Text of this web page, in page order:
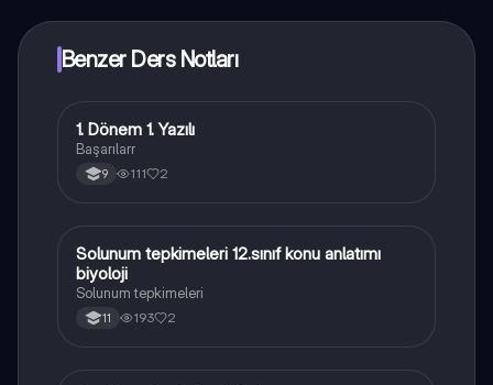
Benzer Ders Notları
Biyoloji
1. Dönem 1. Yazılı
Başarılarr
9 111 2
Biyoloji
Solunum tepkimeleri 12.sınıf konu anlatımı
biyoloji
Solunum tepkimeleri
11 193 2